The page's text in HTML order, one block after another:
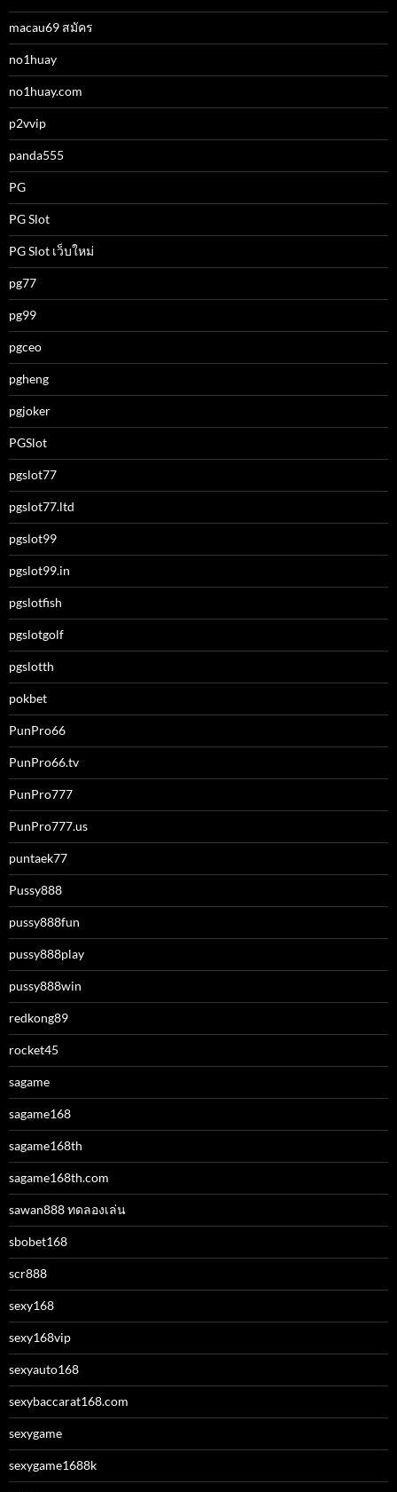
macau69 สมัคร
no1huay
no1huay.com
p2vvip
panda555
PG
PG Slot
PG Slot เว็บใหม่
pg77
pg99
pgceo
pgheng
pgjoker
PGSlot
pgslot77
pgslot77.ltd
pgslot99
pgslot99.in
pgslotfish
pgslotgolf
pgslotth
pokbet
PunPro66
PunPro66.tv
PunPro777
PunPro777.us
puntaek77
Pussy888
pussy888fun
pussy888play
pussy888win
redkong89
rocket45
sagame
sagame168
sagame168th
sagame168th.com
sawan888 ทดลองเล่น
sbobet168
scr888
sexy168
sexy168vip
sexyauto168
sexybaccarat168.com
sexygame
sexygame1688k